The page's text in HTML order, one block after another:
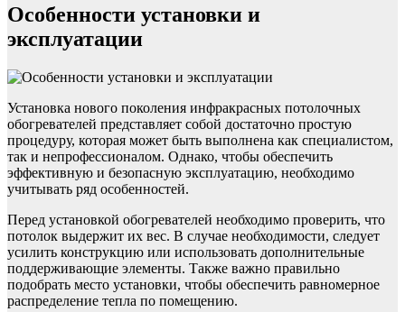
Особенности установки и
эксплуатации
Установка нового поколения инфракрасных потолочных
обогревателей представляет собой достаточно простую
процедуру, которая может быть выполнена как специалистом,
так и непрофессионалом. Однако, чтобы обеспечить
эффективную и безопасную эксплуатацию, необходимо
учитывать ряд особенностей.
Перед установкой обогревателей необходимо проверить, что
потолок выдержит их вес. В случае необходимости, следует
усилить конструкцию или использовать дополнительные
поддерживающие элементы. Также важно правильно
подобрать место установки, чтобы обеспечить равномерное
распределение тепла по помещению.